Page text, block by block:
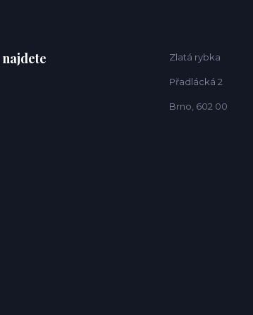
Zlatá rybka
Přadlácká 2
Brno, 602 00